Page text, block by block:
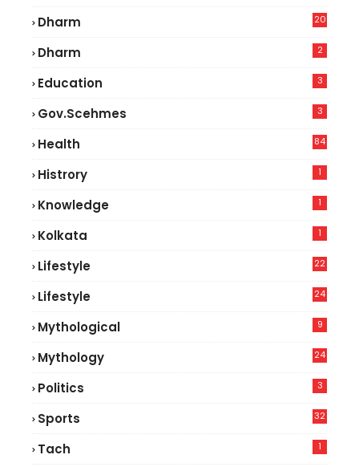
Dharm 20
Dharm 2
Education 3
Gov.scehmes 3
Health
84
Histrory 1
Knowledge 1
Kolkata 1
Lifestyle
22
Lifestyle
24
Mythological 9
Mythology 24
Politics 3
Sports 32
Tach 1